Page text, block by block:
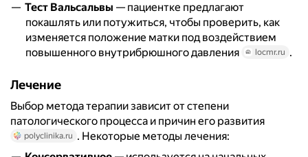
Тест Вальсальвы — пациентке предлагают
покашлять или потужиться, чтобы проверить, как
изменяется положение матки под воздействием
повышенного внутрибрюшного давления
locmr.ru .
Лечение
Выбор метода терапии зависит от степени
патологического процесса и причин его развития
polyclinika.ru . Некоторые методы лечения: